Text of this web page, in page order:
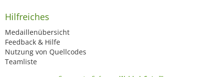
Hilfreiches
Medaillenübersicht
Feedback & Hilfe
Nutzung von Quellcodes
Teamliste